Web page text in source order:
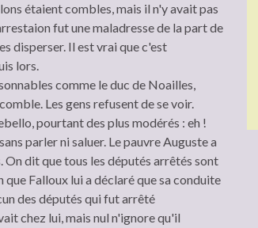
étaient combles, mais il n'y avait pas
fut une maladresse de la part de
disperser. Il est vrai que c'est
lors.
comme le duc de Noailles,
Les gens refusent de se voir.
pourtant des plus modérés : eh !
parler ni saluer. Le pauvre Auguste a
On dit que tous les députés arrêtés sont
Falloux lui a déclaré que sa conduite
des députés qui fut arrêté
chez lui, mais nul n'ignore qu'il